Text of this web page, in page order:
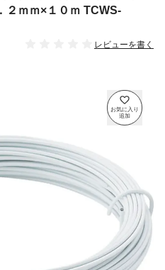
ｍｍ×１０ｍ TCWS-
レビューを書く